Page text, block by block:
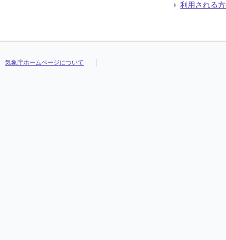
利用される
気象庁ホームページについて